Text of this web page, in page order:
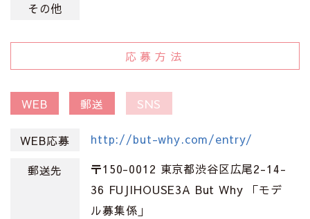
その他
応募方法
WEB 郵送 SNS
WEB応募 http://but-why.com/entry/
郵送先
〒150-0012 東京都渋谷区広尾2-14-
36 FUJIHOUSE3A But Why 「モデ
ル募集係」